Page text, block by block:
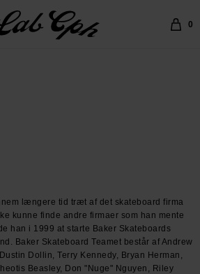
0
længere tid træt af det skateboard firma
kunne finde andre firmaer som han mente
han i 1999 at starte Baker Skateboards
Baker Skateboard Teamet består af Andrew
Dollin, Terry Kennedy, Bryan Herman,
Beasley, Don "Nuge" Nguyen, Riley